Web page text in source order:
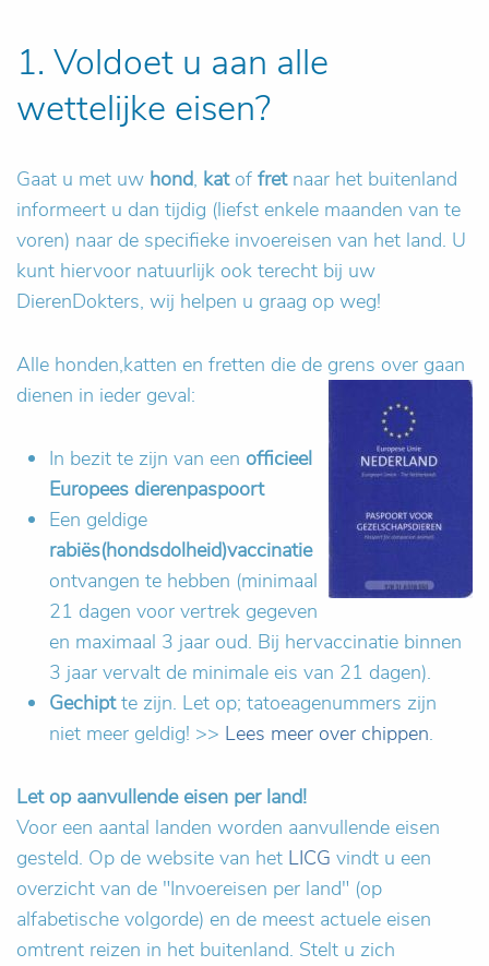
1. Voldoet u aan alle
wettelijke eisen?
Gaat u met uw hond, katof fretnaar het buitenland
informeert u dan tijdig (liefst enkele maanden van te
voren) naar de specifieke invoereisen van het land. U
kunt hiervoor natuurlijk ook terecht bij uw
DierenDokters, wij helpen u graag op weg!
Alle honden,katten en fretten die de grens over gaan
dienen in ieder geval:
In bezit te zijn van een officieel
Europees dierenpaspoort
Een geldige
rabiës(hondsdolheid)vaccinatie
ontvangen te hebben (minimaal
21 dagen voor vertrek gegeven
en maximaal 3 jaar oud. Bij hervaccinatie binnen
3 jaar vervalt de minimale eis van 21 dagen).
Gechiptte zijn. Let op; tatoeagenummers zijn
niet meer geldig! >> Lees meer over chippen.
Let op aanvullende eisen per land!
Voor een aantal landen worden aanvullende eisen
gesteld. Op de website van het LICG vindt u een
overzicht van de "Invoereisen per land" (op
alfabetische volgorde) en de meest actuele eisen
omtrent reizen in het buitenland. Stelt u zich